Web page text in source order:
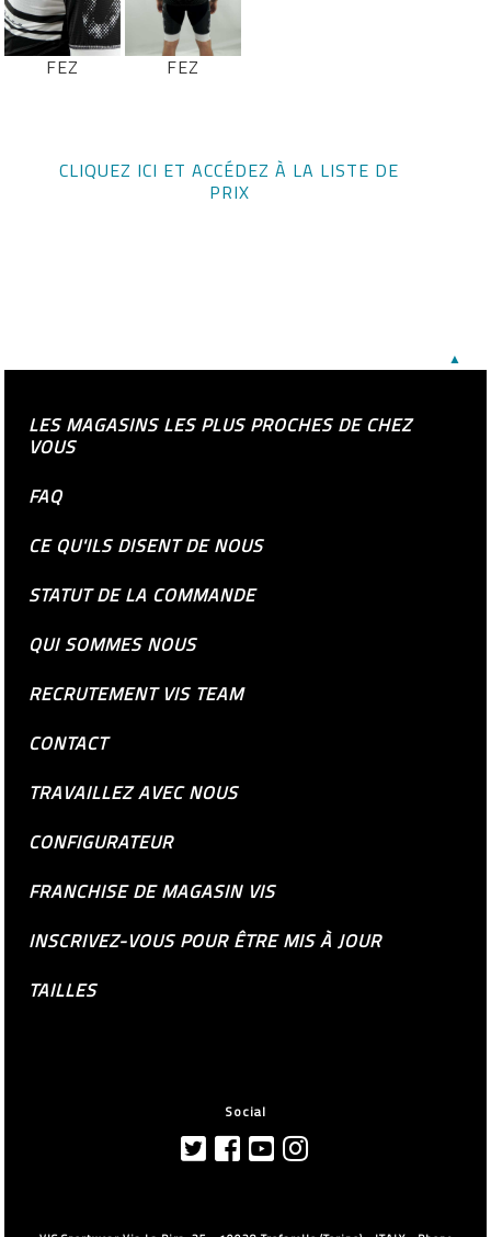
FEZ FEZ
CLIQUEZ ICI ET ACCÉDEZ À LA LISTE DE
PRIX
▲
LES MAGASINS LES PLUS PROCHES DE CHEZ
VOUS
FAQ
CE QU'ILS DISENT DE NOUS
STATUT DE LA COMMANDE
QUI SOMMES NOUS
RECRUTEMENT VIS TEAM
CONTACT
TRAVAILLEZ AVEC NOUS
CONFIGURATEUR
FRANCHISE DE MAGASIN VIS
INSCRIVEZ-VOUS POUR ÊTRE MIS À JOUR
TAILLES
Social